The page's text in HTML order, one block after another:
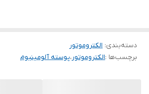
دسته‌بندی: الکتروموتور
برچسب‌ها :الکتروموتور،پوسته آلومینیوم